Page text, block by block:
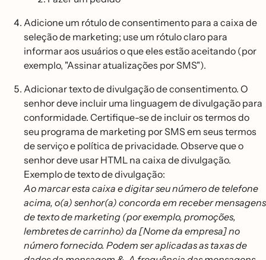
Adicione um rótulo de consentimento para a caixa de
seleção de marketing; use um rótulo claro para
informar aos usuários o que eles estão aceitando (por
exemplo, "Assinar atualizações por SMS").
Adicionar texto de divulgação de consentimento. O
senhor deve incluir uma linguagem de divulgação para
conformidade. Certifique-se de incluir os termos do
seu programa de marketing por SMS em seus termos
de serviço e política de privacidade. Observe que o
senhor deve usar HTML na caixa de divulgação.
Exemplo de texto de divulgação:
Ao marcar esta caixa e digitar seu número de telefone
acima, o(a) senhor(a) concorda em receber mensagens
de texto de marketing (por exemplo, promoções,
lembretes de carrinho) da [Nome da empresa] no
número fornecido. Podem ser aplicadas as taxas de